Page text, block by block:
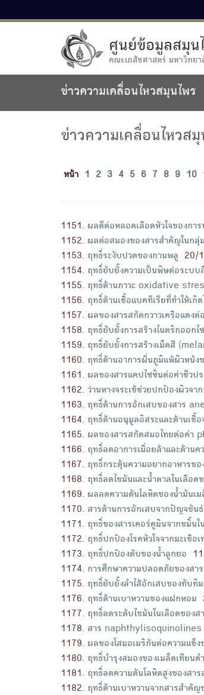
ศูนย์ข้อมูลสมุน
คณะเภสัชศาสตร์ มหาวิทยา
ข่าวความเคลื่อนไหวสมุนไพร
ข่าวความเคลื่อนไหวสมุ
หน้า 1 2 3 4 5 6 7 8 9 10
1151. ผลดีต่อหลอดเลือดหัวใจของกา
1152. ผลต่อสมองของสารสำคัญในกลุ่
1153. ฤทธิ์ระงับปวดของกานพลู
20/
1154. ฤทธิ์ยับยั้งความเป็นพิษต่อระบบ
1155. ฤทธิ์ต้านภาวะ oxidative
1156. ฤทธิ์ต้านเชื้อแบคทีเรียที่ทำให้เกิ
1157. ผลของสารสกัดกวาวเครือแดงต่
1158. ฤทธิ์ยับยั้งการสร้างไนตริกออก
1159. ฤทธิ์ยับยั้งการสร้างเม็ดสี
1160. ฤทธิ์ต้านอาการผื่นภูมิแพ้ผิวหนัง
1161. ผลของสารแคปไซซินต่อค่าชีว
1162. ว่านหางจระเข้ช่วยปกป้องผิวจา
1163. ฤทธิ์ต้านการอักเสบของสาร
1164. ฤทธิ์ต้านอนุมูลอิสระและต้านเชื้
1165. ผลของสารสกัดสมอไทยต่อค่า
1166. ฤทธิ์ลดอาการเมื่อยล้าและต้าน
1167. ฤทธิ์กระตุ้นความอยากอาหารขอ
1168. ฤทธิ์ลดไขมันและน้ำตาลในเลือด
1169. ผลลดความดันโลหิตของน้ำมันเม
1170. สารต้านการอักเสบจากปัญจขันธ์
1171. ฤทธิ์ของสารเคอร์คูมินจากขมิ้น
1172. ฤทธิ์ปกป้องโรคหัวใจจากมะเขือเ
1173. ฤทธิ์ปกป้องตับของน้ำลูกยอ
1174. การศึกษาความปลอดภัยของสา
1175. ฤทธิ์ยับยั้งลำไส้อักเสบของทับทิม
1176. ฤทธิ์ต้านเบาหวานของแฝกหอม
1177. ฤทธิ์ลดระดับไขมันในเลือดของ
1178. สาร naphthylisoquinolines จ
1179. ผลของโสมอเมริกันต่อความแข็
1180. ฤทธิ์บำรุงสมองของเมล็ดเทียนดำ
1181. ฤทธิ์ลดความดันโลหิตสูงของสาร
1182. ฤทธิ์ต้านเบาหวานจากสารสำคัญ